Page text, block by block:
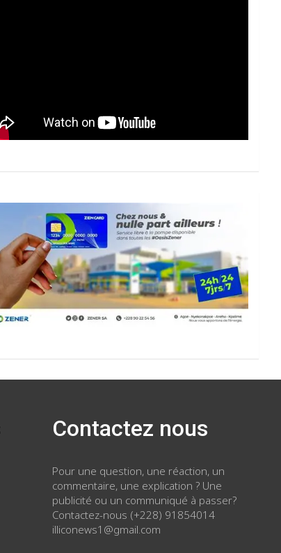
Contactez nous
Pour une question, une réaction, un
commentaire, une explication ? Une
publicité ou un communiqué à passer?
Contactez-nous (+228) 91854014
illiconews1@gmail.com